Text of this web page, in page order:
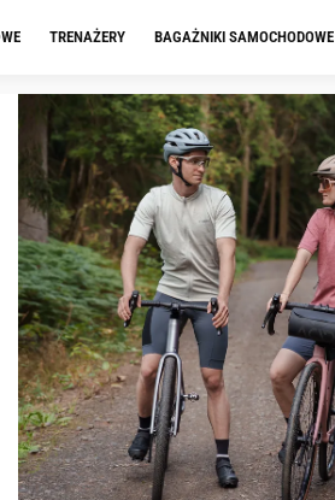
TRENAŻERY BAGAŻNIKI SAMOCHODOWE